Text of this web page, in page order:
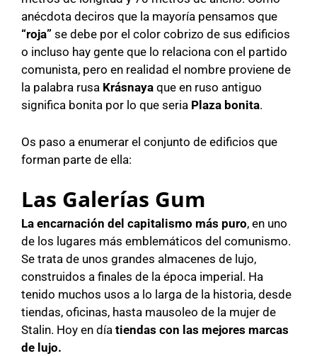
anécdota deciros que la mayoría pensamos que
“roja” se debe por el color cobrizo de sus edificios
o incluso hay gente que lo relaciona con el partido
comunista, pero en realidad el nombre proviene de
la palabra rusa Krásnaya que en ruso antiguo
significa bonita por lo que seria Plaza bonita.
Os paso a enumerar el conjunto de edificios que
forman parte de ella:
Las Galerías Gum
La encarnación del capitalismo más puro, en uno
de los lugares más emblemáticos del comunismo.
Se trata de unos grandes almacenes de lujo,
construidos a finales de la época imperial. Ha
tenido muchos usos a lo larga de la historia, desde
tiendas, oficinas, hasta mausoleo de la mujer de
Stalin. Hoy en día tiendas con las mejores marcas
de lujo.